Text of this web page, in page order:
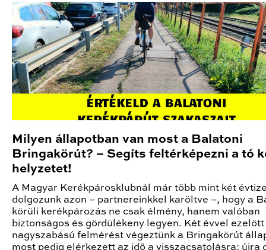
Milyen állapotban van most a Balatoni
Bringakörút? – Segíts feltérképezni a tó
helyzetet!
A Magyar Kerékpárosklubnál már több mint két
dolgozunk azon – partnereinkkel karöltve –, hogy a
körüli kerékpározás ne csak élmény, hanem valóban
biztonságos és gördülékeny legyen. Két évvel ezelőtt
nagyszabású felmérést végeztünk a Bringakörút
most pedig elérkezett az idő a visszacsatolásra: újra